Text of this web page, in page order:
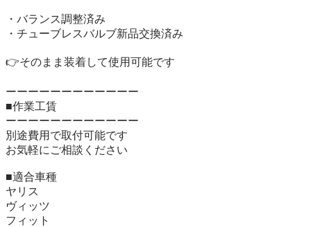
・バランス調整済み
・チューブレスバルブ新品交換済み
👉そのまま装着して使用可能です
ーーーーーーーーーーーー
■作業工賃
ーーーーーーーーーーーー
別途費用で取付可能です
お気軽にご相談ください
■適合車種
ヤリス
ヴィッツ
フィット